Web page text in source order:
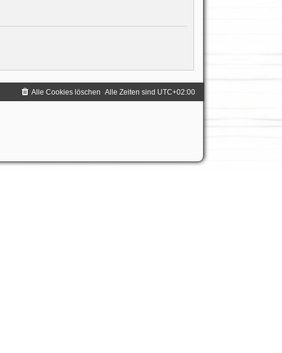
Alle Zeiten sind UTC+02:00
Alle Cookies löschen